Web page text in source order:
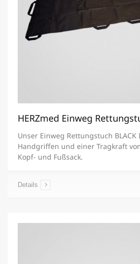
HERZmed Einweg
Unser Einweg Rettungstuch BLACK
Handgriffen und einer Tragkraft
Kopf- und Fußsack.
Details